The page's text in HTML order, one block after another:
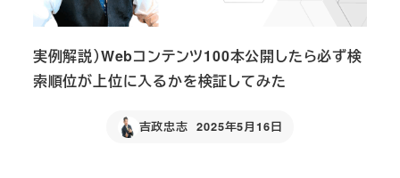
実例解説）Webコンテンツ100本公開したら必ず検
索順位が上位に入るかを検証してみた
吉政忠志
Published
2025年5月16日